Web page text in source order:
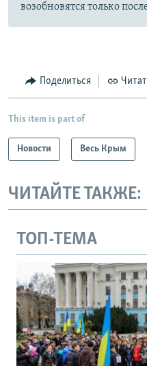
возобновятся только
Поделиться
This item is part of
Новости Весь Крым
ЧИТАЙТЕ ТАКЖЕ:
ТОП-ТЕМА